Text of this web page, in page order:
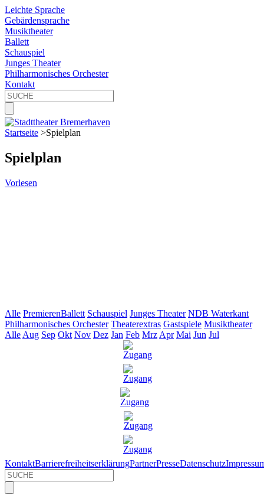
Leichte Sprache
Gebärdensprache
Musiktheater
Ballett
Schauspiel
Junges Theater
Philharmonisches Orchester
Kontakt
Startseite >Spielplan
Spielplan
Vorlesen
Alle PremierenBallett Schauspiel Junges Theater NDB Waterkant
Philharmonisches Orchester Theaterextras Gastspiele Musiktheater
Alle Aug Sep Okt Nov Dez Jan Feb Mrz Apr Mai Jun Jul
KontaktBarrierefreiheitserklärungPartnerPresseDatenschutz